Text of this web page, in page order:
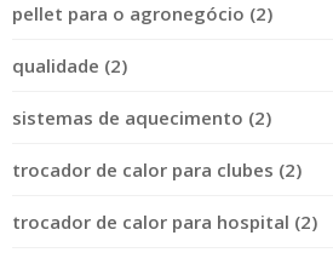
pellet para o agronegócio (2)
qualidade (2)
sistemas de aquecimento (2)
trocador de calor para clubes (2)
trocador de calor para hospital (2)